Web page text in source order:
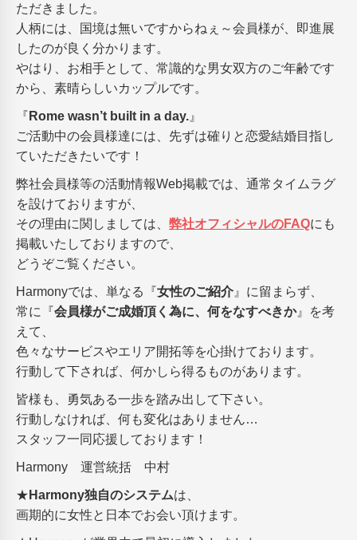
ただきました。
人柄には、国境は無いですからねぇ～会員様が、即進展
したのが良く分かります。
やはり、お相手として、常識的な男女双方のご年齢です
から、素晴らしいカップルです。
『 Rome wasn’t built in a day. 』
ご活動中の会員様達には、先ずは確りと恋愛結婚目指し
ていただきたいです！
弊社会員様等の活動情報Web掲載では、通常タイムラグ
を設けておりますが、
その理由に関しましては、 弊社オフィシャルのFAQにも
掲載いたしておりますので、
どうぞご覧ください。
Harmonyでは、単なる『女性のご紹介 』に留まらず、
常に『会員様がご成婚頂く為に、何をなすべきか』を考
えて、
色々なサービスやエリア開拓等を心掛けております。
行動して下されば、何かしら得るものがあります。
皆様も、勇気ある一歩を踏み出して下さい。
行動しなければ、何も変化はありません…
スタッフ一同応援しております！
Harmony 運営統括 中村
★ Harmony独自のシステムは、
画期的に女性と日本でお会い頂けます。